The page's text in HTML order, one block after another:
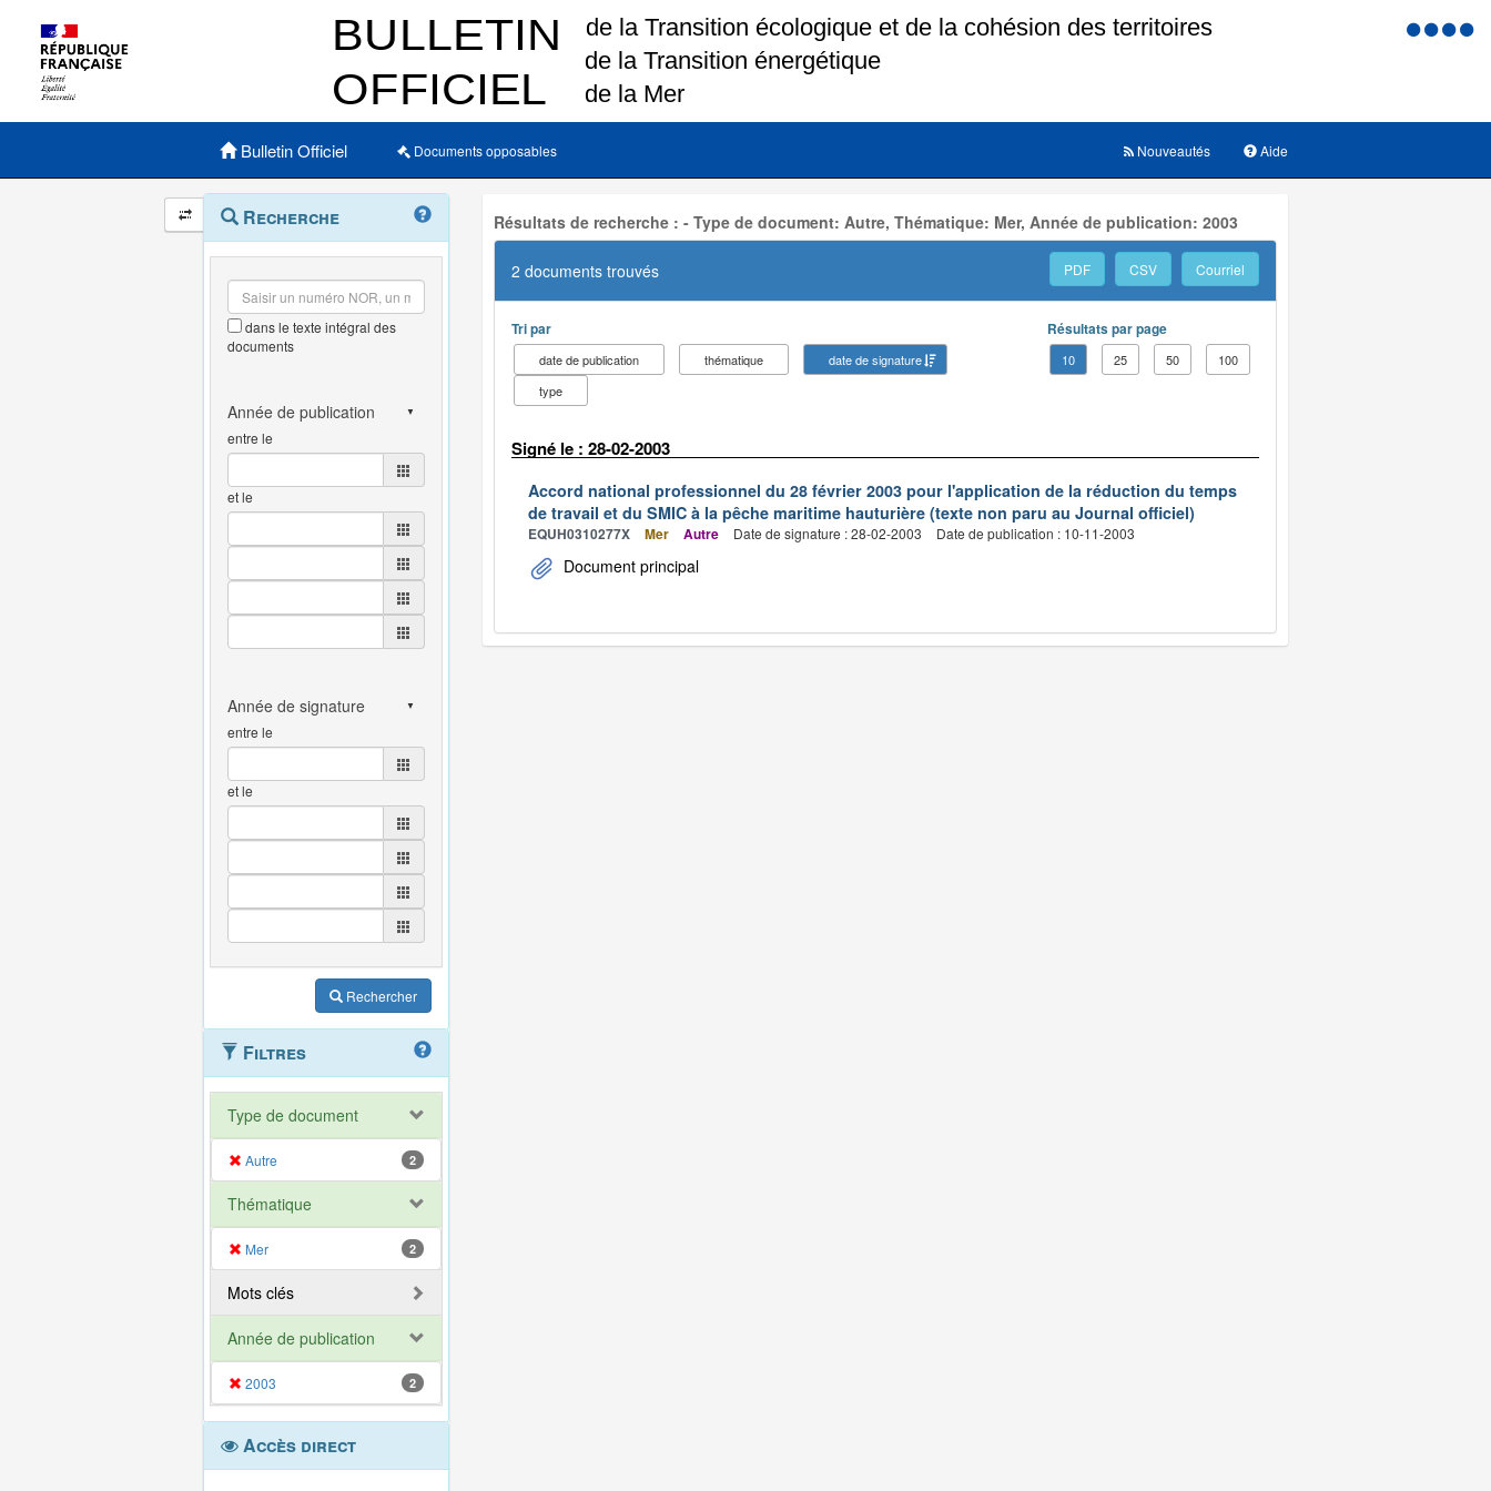
Menu
Menu principal
Bulletin Officiel Documents opposables Aide
Nouveautés
Navigation
et
outils
annexes
Menu
contextuel
Recherche
dans le texte intégral des
documents
entre le
et le
entre le
et le
Rechercher
Filtres
Type de document
Autre 2
Thématique
Mer 2
Mots clés
Année de publication
2003 2
Accès direct
Résultats de recherche : - Type de document: Autre, Thématique: Mer, Année de publication: 2003
2 documents trouvés PDF CSV Courriel
Tri par
date de publication thématique
date de signature
type
Résultats par page
10 25 50 100
Signé le : 28-02-2003
Accord national professionnel du 28 février 2003 pour l'application de la réduction du temps
de travail et du SMIC à la pêche maritime hauturière (texte non paru au Journal officiel)
EQUH0310277X Mer Autre Date de signature : 28-02-2003 Date de publication : 10-11-2003
Document principal